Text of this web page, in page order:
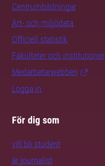
Centrumbildningar
Art- och miljödata
Officiell statistik
Fakulteter och institutioner
Medarbetarwebben
Logga in
För dig som
vill bli student
är journalist